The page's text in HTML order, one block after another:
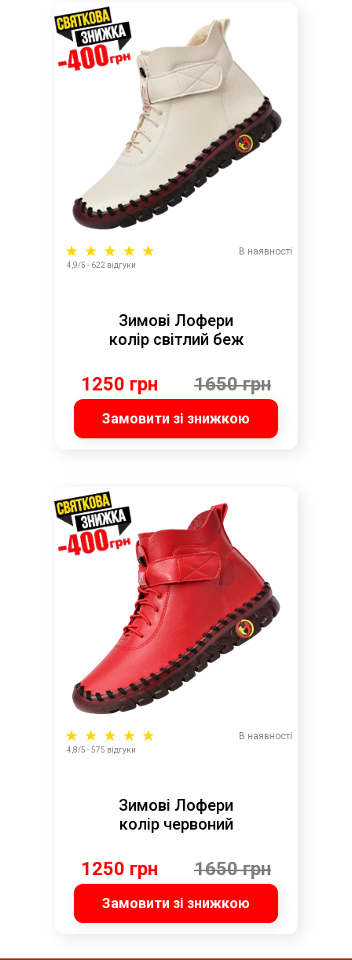
В наявності
Замовити зі знижкою
4,9/5 - 622 відгуки
Зимові Лофери
колір світлий беж
1250 грн 1650 грн
В наявності
Замовити зі знижкою
4,8/5 - 575 відгуки
Зимові Лофери
колір червоний
1250 грн 1650 грн